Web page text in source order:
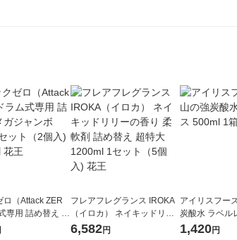
ロ（Attack ZER
専用 詰め替え メ
2300g 1セット
フレアフレグランス IROKA
（イロカ） ネイキッドリリ
ーの香り 柔軟剤 詰め替え 超
6,582円
アイリスフー
炭酸水 ラベル
箱（24本入）
1,420円